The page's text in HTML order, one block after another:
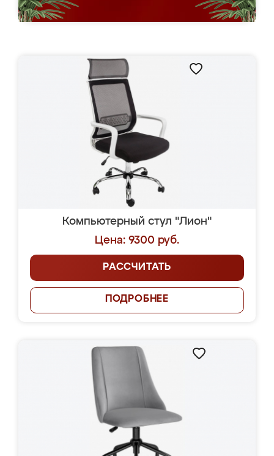
Компьютерный стул "Лион"
Цена: 9300 руб.
РАССЧИТАТЬ
ПОДРОБНЕЕ